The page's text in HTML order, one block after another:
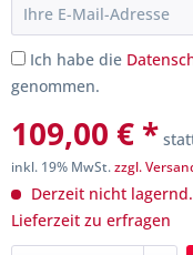
Ich habe die
genommen.
109,00 € *
inkl. 19% MwSt.zzgl.
Derzeit nicht
Lieferzeit zu erfragen